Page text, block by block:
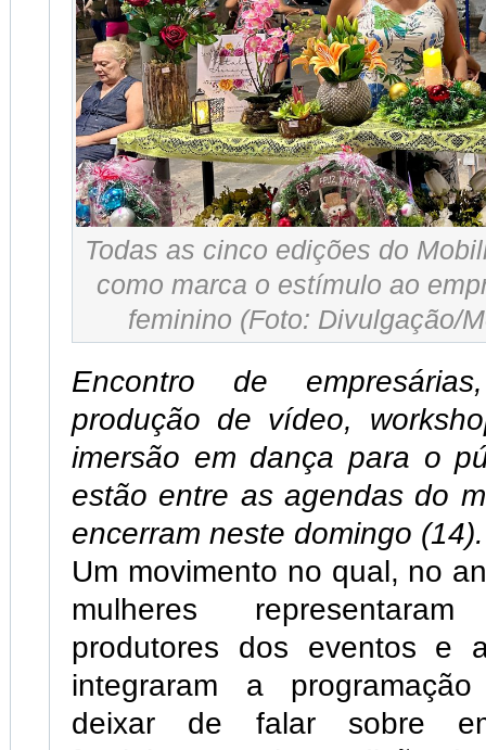
Todas as cinco edições do
como marca o estímulo ao
feminino (Foto: Divulgação/
Encontro de
produção de vídeo,
imersão em dança para o
estão entre as agendas do
encerram neste domingo (14).
Um movimento no qual, no
mulheres
produtores dos eventos e
integraram a
deixar de falar sobre